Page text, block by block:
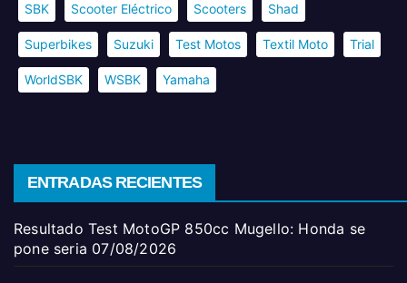
SBK Scooter Eléctrico Scooters Shad
Superbikes Suzuki Test Motos Textil Moto Trial
WorldSBK WSBK Yamaha
ENTRADAS RECIENTES
Resultado Test MotoGP 850cc Mugello: Honda se
pone seria 07/08/2026